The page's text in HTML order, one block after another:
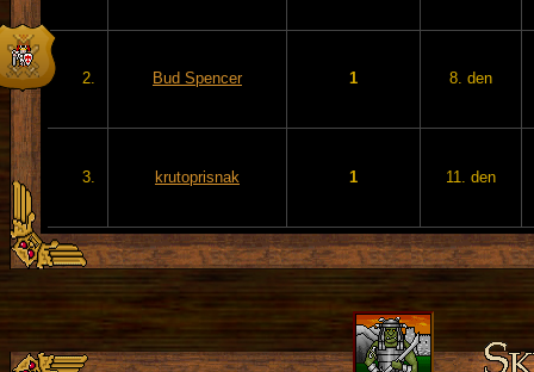
2. Bud Spencer 1 8. den
3. krutoprisnak 1 11. den